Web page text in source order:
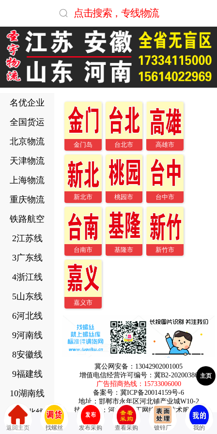
点击搜索，专线物流
名优企业
全国货运
北京物流
天津物流
上海物流
重庆物流
铁路航空
2江苏线
3广东线
4浙江线
5山东线
6河北线
9河南线
8安徽线
9福建线
10湖南线
11湖北线
12辽宁线
金门岛 台北市 高雄市
新北市 桃园市 台中市
台南市 基隆市 新竹市
嘉义市
冀公网安备：13042902001005
增值电信经营许可编号：冀B2-20200386
广告招商热线： 15733006000
备案号： 冀ICP备20014159号-6
地址：邯郸市永年区河北铺产业城W10-2
技术支持：河北阿拉丁网络信息技术服务有
限公司
返回主页 找螺丝 发布采购 查看采购 镀锌厂 我的
主页